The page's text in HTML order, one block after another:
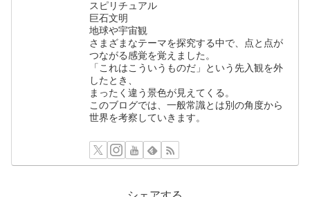
スピリチュアル
巨石文明
地球や宇宙観
さまざまなテーマを探究する中で、点と点が
つながる感覚を覚えました。
「これはこういうものだ」という先入観を外
したとき、
まったく違う景色が見えてくる。
このブログでは、一般常識とは別の角度から
世界を考察していきます。